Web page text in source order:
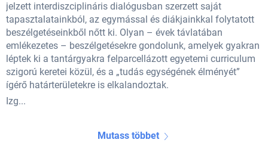
jelzett interdiszciplináris dialógusban szerzett saját
tapasztalatainkból, az egymással és diákjainkkal folytatott
beszélgetéseinkből nőtt ki. Olyan – évek távlatában
emlékezetes – beszélgetésekre gondolunk, amelyek gyakran
léptek ki a tantárgyakra felparcellázott egyetemi curriculum
szigorú keretei közül, és a „tudás egységének élményét”
ígérő határterületekre is elkalandoztak.
Izg...
Mutass többet